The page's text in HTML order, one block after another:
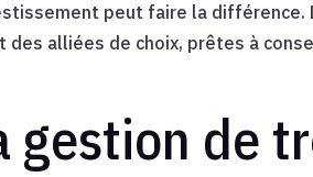
peut faire la différence.
alliées de choix, prêtes à
gestion de